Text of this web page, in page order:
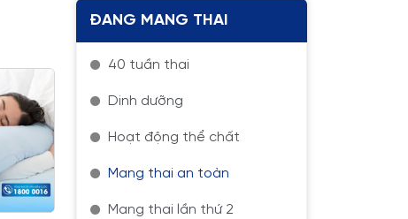
ĐANG MANG THAI
40 tuần thai
Dinh dưỡng
Hoạt động thể chất
Mang thai an toàn
Mang thai lần thứ 2